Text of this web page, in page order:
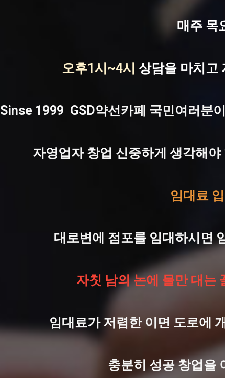
매주 목
오후1시~4시 상담을 마치고
Sinse 1999 GSD약선카페 국민여러분
자영업자 창업 신중하게 생각해
임대료
대로변에 점포를 임대하시면
자칫 남의 논에 물만 대는
임대료가 저렴한 이면 도로에
충분히 성공 창업을